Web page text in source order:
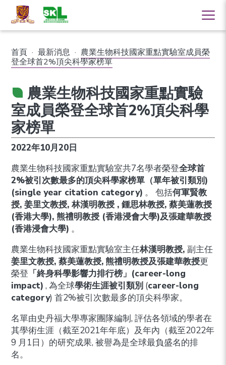
首頁 · 最新消息 · 農業生物科技國家重點實驗室成員榮
登全球首2%頂尖科學家榜單
農業生物科技國家重點實驗
室成員榮登全球首2%頂尖科學
家榜單
2022年10月20日
農業生物科技國家重點實驗室共7名學者榮登全球首
2%被引次數最多的頂尖科學家榜單（單年被引類別)
(single year citation category) 。 包括何軍賢教
授,姜里文教授,林漢明教授 , 鍾思林教授, 蔡美蓮教授
(香港大學), 熊禮明教授 (香港浸會大學)及張建華教授
(香港浸會大學) 。
農業生物科技國家重點實驗室主任林漢明教授,副主任
姜里文教授, 蔡美蓮教授,熊禮明教授及張建華教授更
榮登 「終身科學影響力排行榜」(career-long
impact) , 為全球學術生涯被引類別 (career-long
category) 首2%被引次數最多的頂尖科學家。
名單由史丹福大學專家團隊編制, 評估各領域的學者在
其學術生涯（截至2021年年底）及年內（截至2022年
9 月1日）的研究成果, 被譽為是全球最負盛名的排
名。